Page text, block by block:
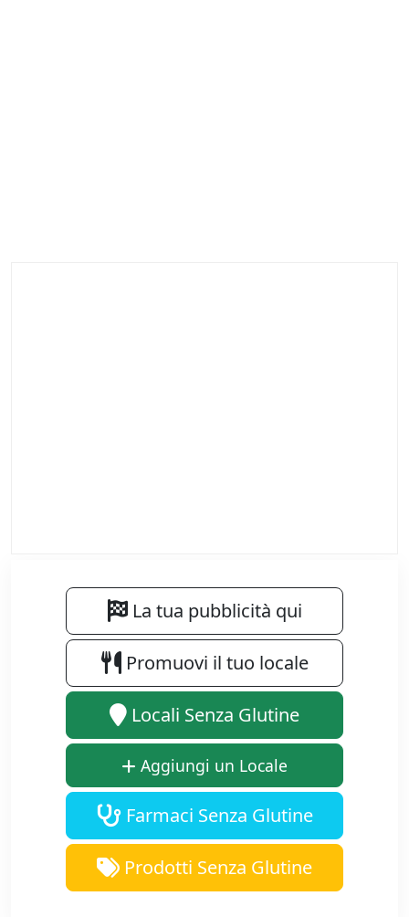
La tua pubblicità qui
Promuovi il tuo locale
Locali Senza Glutine
Aggiungi un Locale
Farmaci Senza Glutine
Prodotti Senza Glutine